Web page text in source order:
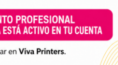
quieren ahorrar tiempo,
temporadas y